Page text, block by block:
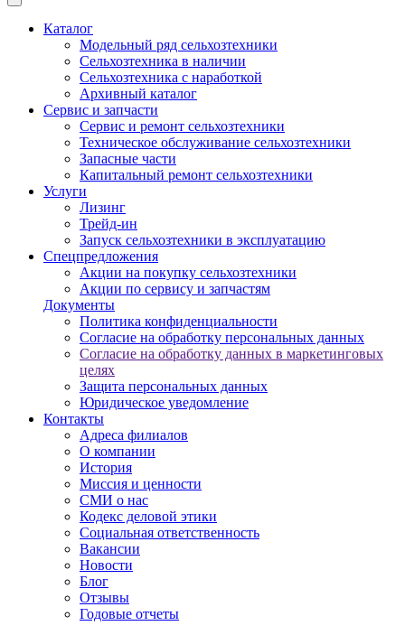
Каталог
Модельный ряд сельхозтехники
Сельхозтехника в наличии
Сельхозтехника с наработкой
Архивный каталог
Сервис и запчасти
Сервис и ремонт сельхозтехники
Техническое обслуживание сельхозтехники
Запасные части
Капитальный ремонт сельхозтехники
Услуги
Лизинг
Трейд-ин
Запуск сельхозтехники в эксплуатацию
Спецпредложения
Акции на покупку сельхозтехники
Акции по сервису и запчастям
Документы
Политика конфиденциальности
Согласие на обработку персональных данных
Согласие на обработку данных в маркетинговых
целях
Защита персональных данных
Юридическое уведомление
Контакты
Адреса филиалов
О компании
История
Миссия и ценности
СМИ о нас
Кодекс деловой этики
Социальная ответственность
Вакансии
Новости
Блог
Отзывы
Годовые отчеты